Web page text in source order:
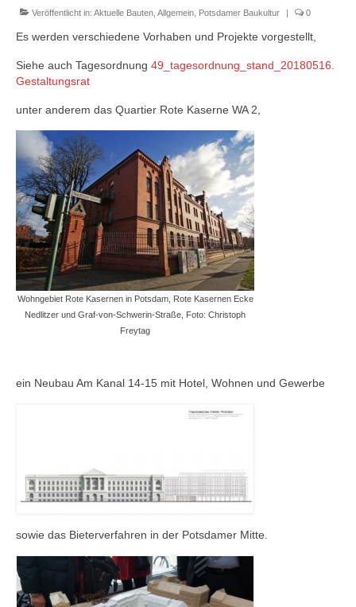
Blog
Veröffentlicht in: Aktuelle Bauten Allgemein Potsdamer Baukultur | 0
Es werden verschiedene Vorhaben und Projekte vorgestellt,
Siehe auch Tagesordnung 49_tagesordnung_stand_20180516.
Gestaltungsrat
unter anderem das Quartier Rote Kaserne WA 2,
Wohngebiet Rote Kasernen in Potsdam, Rote Kasernen Ecke
Nedlitzer und Graf-von-Schwerin-Straße, Foto: Christoph
Freytag
ein Neubau Am Kanal 14-15 mit Hotel, Wohnen und Gewerbe
sowie das Bieterverfahren in der Potsdamer Mitte.